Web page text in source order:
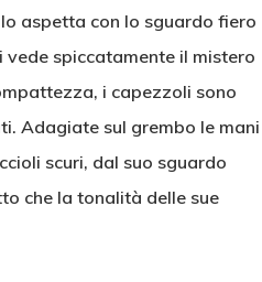
aspetta con lo sguardo fiero
spiccatamente il mistero
i capezzoli sono
Adagiate sul grembo le mani
scuri, dal suo sguardo
che la tonalità delle sue